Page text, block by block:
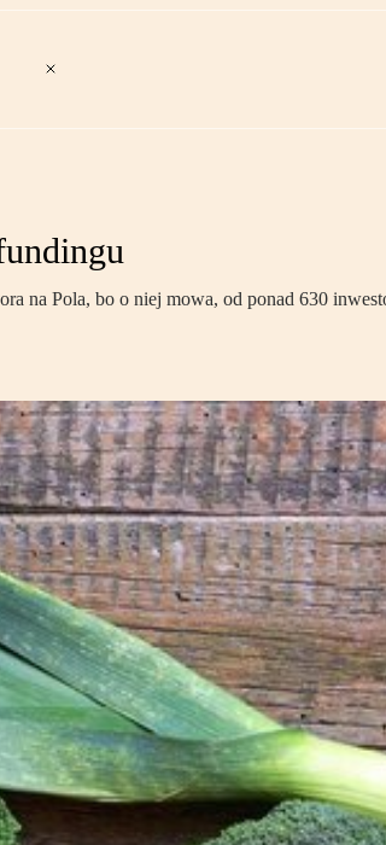
na Pola, bo o niej mowa, od ponad 630